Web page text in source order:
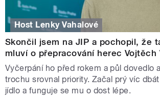
Host Lenky Vahalové
Skončil jsem na JIP a pochopil, že
mluví o přepracování herec Vojtěch
Vyčerpání ho před rokem a půl dovedlo
trochu srovnal priority. Začal prý víc
jídlo a funguje se mu o dost lépe.